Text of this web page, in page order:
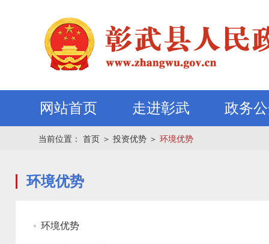
网站首页 走进彰武 政务
当前位置： 首页 ＞ 投资优势 ＞ 环境优势
环境优势
环境优势